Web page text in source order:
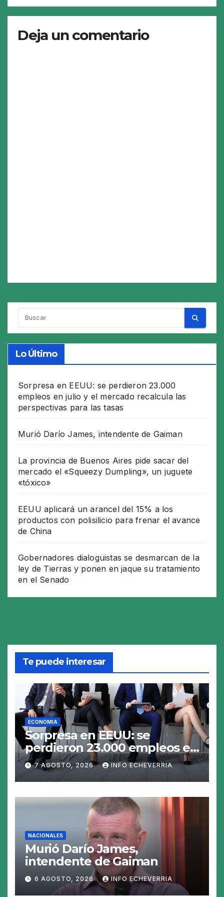
Deja un comentario
Lo Último
Sorpresa en EEUU: se perdieron 23.000
empleos en julio y el mercado recalcula las
perspectivas para las tasas
Murió Darío James, intendente de Gaiman
La provincia de Buenos Aires pide sacar del
mercado el «Squeezy Dumpling», un juguete
«tóxico»
EEUU aplicará un arancel del 15% a los
productos con polisilicio para frenar el avance
de China
Gobernadores dialoguistas se desmarcan de la
ley de Tierras y ponen en jaque su tratamiento
en el Senado
Te puede interesar
ECONOMIA
Sorpresa en EEUU: se
perdieron 23.000 empleos en
julio y el mercado recalcula
las perspectivas para las
tasas
7 AGOSTO, 2026 INFO ECHEVERRIA
NACIONALES
Murió Darío James,
intendente de Gaiman
6 AGOSTO, 2026 INFO ECHEVERRIA